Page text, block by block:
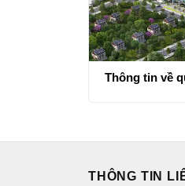
Thông tin về
THÔNG TIN